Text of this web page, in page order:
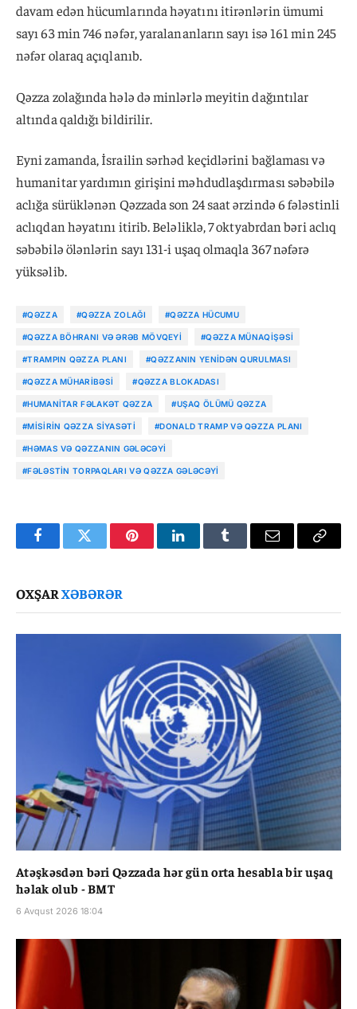
davam edən hücumlarında həyatını itirənlərin ümumi
sayı 63 min 746 nəfər, yaralananların sayı isə 161 min 245
nəfər olaraq açıqlanıb.
Qəzza zolağında hələ də minlərlə meyitin dağıntılar
altında qaldığı bildirilir.
Eyni zamanda, İsrailin sərhəd keçidlərini bağlaması və
humanitar yardımın girişini məhdudlaşdırması səbəbilə
aclığa sürüklənən Qəzzada son 24 saat ərzində 6 fələstinli
aclıqdan həyatını itirib. Beləliklə, 7 oktyabrdan bəri aclıq
səbəbilə ölənlərin sayı 131-i uşaq olmaqla 367 nəfərə
yüksəlib.
#QƏZZA #QƏZZA ZOLAĞI #QƏZZA HÜCUMU
#QƏZZA BÖHRANI VƏ ƏRƏB MÖVQEYI #QƏZZA MÜNAQIŞƏSI
#TRAMPIN QƏZZA PLANI #QƏZZANIN YENIDƏN QURULMASI
#QƏZZA MÜHARIBƏSI #QƏZZA BLOKADASI
#HUMANITAR FƏLAKƏT QƏZZA #UŞAQ ÖLÜMÜ QƏZZA
#MISIRIN QƏZZA SIYASƏTI #DONALD TRAMP VƏ QƏZZA PLANI
#HƏMAS VƏ QƏZZANIN GƏLƏCƏYI
#FƏLƏSTIN TORPAQLARI VƏ QƏZZA GƏLƏCƏYI
FacebookTwitter PinterestLinkedInTumblr Email
Copy
OXŞARXƏBƏRƏR
Atəşkəsdən bəri Qəzzada hər gün orta hesabla bir uşaq
həlak olub - BMT
6 Avqust 2026 18:04